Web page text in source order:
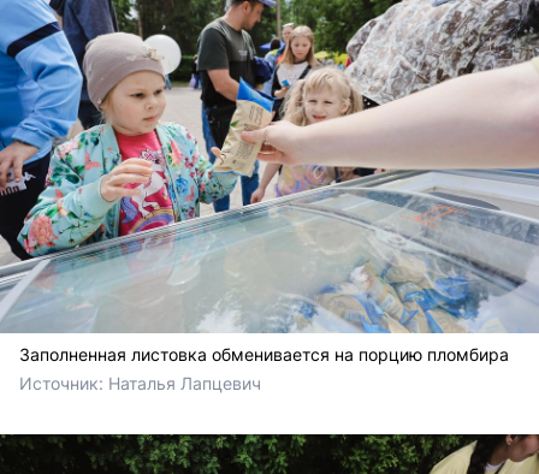
Заполненная листовка обменивается на порцию пломбира
Источник: Наталья Лапцевич